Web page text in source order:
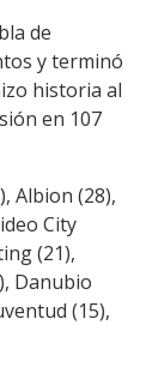
de
y terminó
historia al
en 107
Albion (28),
City
(21),
Danubio
(15),